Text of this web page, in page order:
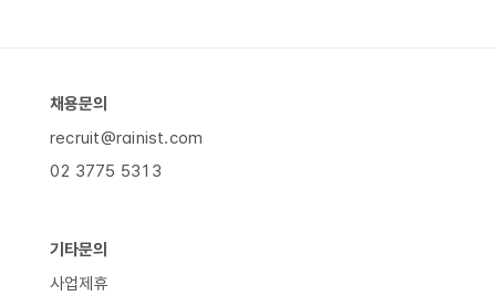
채용문의
recruit@rainist.com
02 3775 5313
기타문의
사업제휴